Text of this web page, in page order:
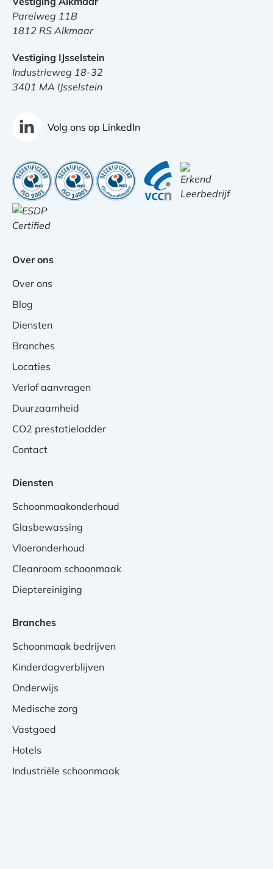
Parelweg 11B
1812 RS Alkmaar
Vestiging IJsselstein
Industrieweg 18-32
3401 MA IJsselstein
Volg ons op LinkedIn
Over ons
Over ons
Blog
Diensten
Branches
Locaties
Verlof aanvragen
Duurzaamheid
CO2 prestatieladder
Contact
Diensten
Schoonmaakonderhoud
Glasbewassing
Vloeronderhoud
Cleanroom schoonmaak
Dieptereiniging
Branches
Schoonmaak bedrijven
Kinderdagverblijven
Onderwijs
Medische zorg
Vastgoed
Hotels
Industriële schoonmaak